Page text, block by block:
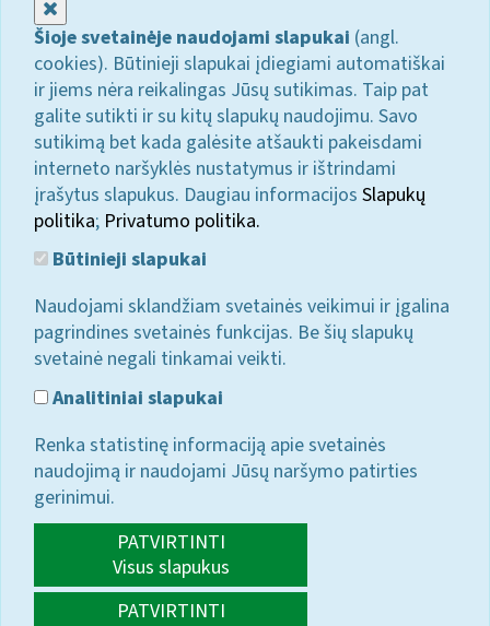
Šioje svetainėje naudojami slapukai (angl.
cookies). Būtinieji slapukai įdiegiami automatiškai
ir jiems nėra reikalingas Jūsų sutikimas. Taip pat
galite sutikti ir su kitų slapukų naudojimu. Savo
sutikimą bet kada galėsite atšaukti pakeisdami
interneto naršyklės nustatymus ir ištrindami
įrašytus slapukus. Daugiau informacijos Slapukų
politika; Privatumo politika.
Būtinieji slapukai
Naudojami sklandžiam svetainės veikimui ir įgalina
pagrindines svetainės funkcijas. Be šių slapukų
svetainė negali tinkamai veikti.
Analitiniai slapukai
Renka statistinę informaciją apie svetainės
naudojimą ir naudojami Jūsų naršymo patirties
gerinimui.
PATVIRTINTI
Visus slapukus
PATVIRTINTI